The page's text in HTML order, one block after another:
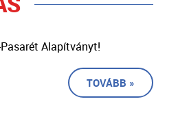
Alapítványt!
TOVÁBB »